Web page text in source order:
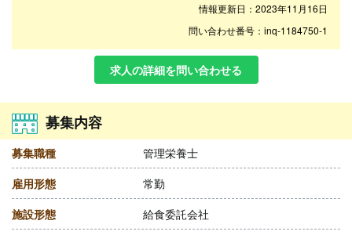
情報更新日：2023年11月16日
問い合わせ番号：inq-1184750-1
求人の詳細を問い合わせる
募集内容
募集職種 管理栄養士
雇用形態 常勤
施設形態 給食委託会社